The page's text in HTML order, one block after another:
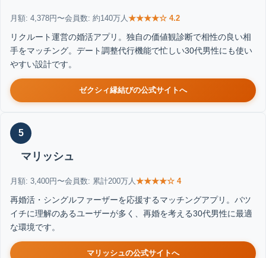
月額: 4,378円〜会員数: 約140万人 ★★★★☆ 4.2
リクルート運営の婚活アプリ。独自の価値観診断で相性の良い相
手をマッチング。デート調整代行機能で忙しい30代男性にも使い
やすい設計です。
ゼクシィ縁結びの公式サイトへ
5
マリッシュ
月額: 3,400円〜会員数: 累計200万人 ★★★★☆ 4
再婚活・シングルファーザーを応援するマッチングアプリ。バツ
イチに理解のあるユーザーが多く、再婚を考える30代男性に最適
な環境です。
マリッシュの公式サイトへ